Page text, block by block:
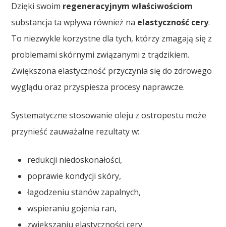
Dzięki swoim regeneracyjnym właściwościom
substancja ta wpływa również na elastyczność cery.
To niezwykle korzystne dla tych, którzy zmagają się z
problemami skórnymi związanymi z trądzikiem.
Zwiększona elastyczność przyczynia się do zdrowego
wyglądu oraz przyspiesza procesy naprawcze.
Systematyczne stosowanie oleju z ostropestu może
przynieść zauważalne rezultaty w:
redukcji niedoskonałości,
poprawie kondycji skóry,
łagodzeniu stanów zapalnych,
wspieraniu gojenia ran,
zwiększaniu elastyczności cery.